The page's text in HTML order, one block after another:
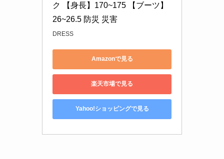
ク 【身長】170~175 【ブーツ】
26~26.5 防災 災害
DRESS
Amazonで見る
楽天市場で見る
Yahoo!ショッピングで見る